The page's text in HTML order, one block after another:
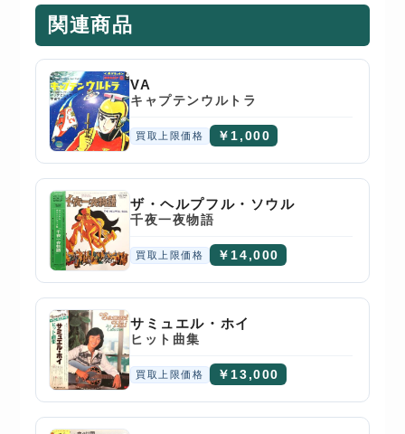
関連商品
VA
キャプテンウルトラ
買取上限価格 ￥1,000
ザ・ヘルプフル・ソウル
千夜一夜物語
買取上限価格 ￥14,000
サミュエル・ホイ
ヒット曲集
買取上限価格 ￥13,000